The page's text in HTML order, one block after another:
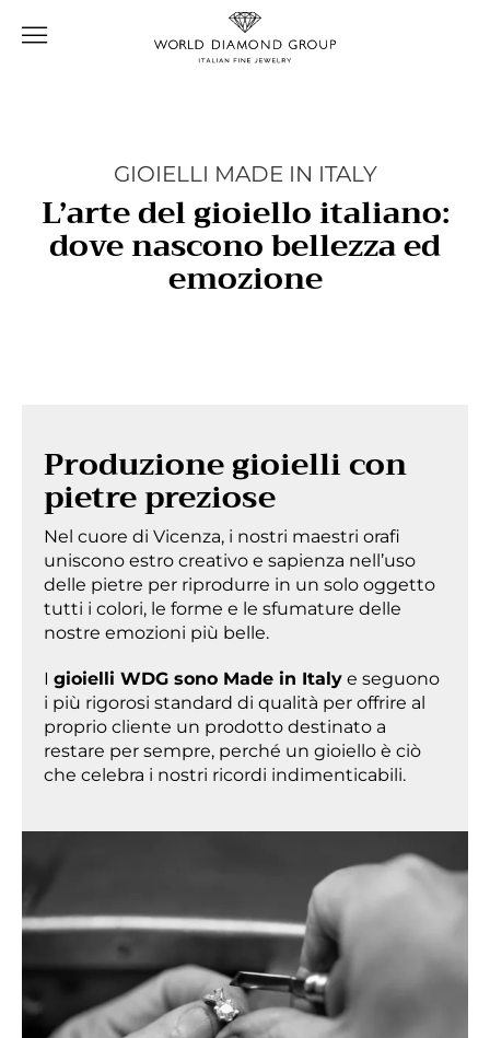
GIOIELLI MADE IN ITALY
L’arte del gioiello italiano:
dove nascono bellezza ed
emozione
Produzione gioielli con
pietre preziose
Nel cuore di Vicenza, i nostri maestri orafi
uniscono estro creativo e sapienza nell’uso
delle pietre per riprodurre in un solo oggetto
tutti i colori, le forme e le sfumature delle
nostre emozioni più belle.
I gioielli WDG sono Made in Italye seguono
i più rigorosi standard di qualità per offrire al
proprio cliente un prodotto destinato a
restare per sempre, perché un gioiello è ciò
che celebra i nostri ricordi indimenticabili.